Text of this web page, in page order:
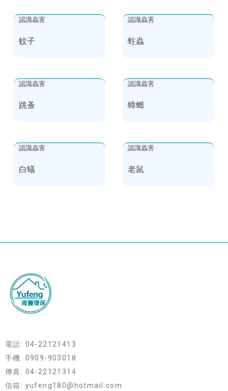
認識蟲害
蚊子
認識蟲害
蛀蟲
認識蟲害
跳蚤
認識蟲害
蟑螂
認識蟲害
白蟻
認識蟲害
老鼠
電話: 04-22121413
手機: 0909-903018
傳真: 04-22121314
信箱: yufeng180@hotmail.com